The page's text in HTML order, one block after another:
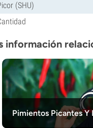
(SHU)
información
Pimientos Picantes Y